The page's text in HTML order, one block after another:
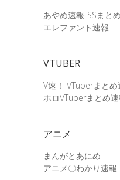
あやめ速報-SSまと
エレファント速報
VTUBER
V速！ VTuberまとめ
ホロVTuberまとめ
アニメ
まんがとあにめ
アニメ〇わかり速報